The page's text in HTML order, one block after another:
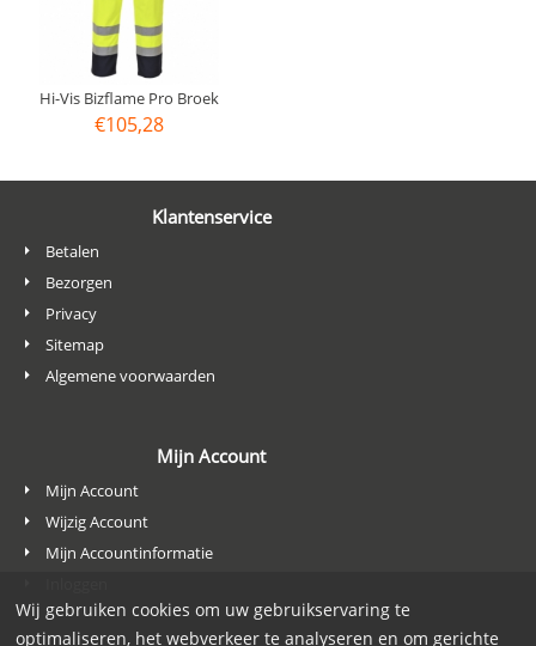
Hi-Vis Bizflame Pro Broek
€105,28
Klantenservice
Betalen
Bezorgen
Privacy
Sitemap
Algemene voorwaarden
Mijn Account
Mijn Account
Wijzig Account
Mijn Accountinformatie
Wij gebruiken cookies om uw gebruikservaring te
optimaliseren, het webverkeer te analyseren en om gerichte